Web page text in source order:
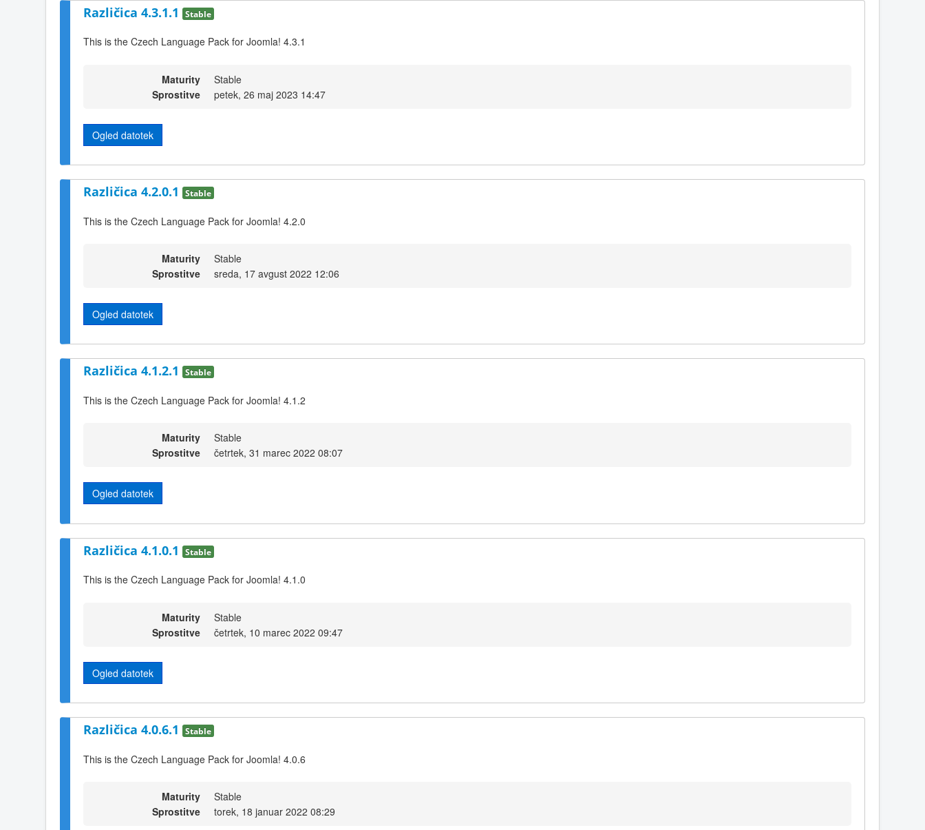
Različica 4.3.1.1 Stable
This is the Czech Language Pack for Joomla! 4.3.1
Maturity
Stable
Sprostitve
petek, 26 maj 2023 14:47
Ogled datotek
Različica 4.2.0.1 Stable
This is the Czech Language Pack for Joomla! 4.2.0
Maturity
Stable
Sprostitve
sreda, 17 avgust 2022 12:06
Ogled datotek
Različica 4.1.2.1 Stable
This is the Czech Language Pack for Joomla! 4.1.2
Maturity
Stable
Sprostitve
četrtek, 31 marec 2022 08:07
Ogled datotek
Različica 4.1.0.1 Stable
This is the Czech Language Pack for Joomla! 4.1.0
Maturity
Stable
Sprostitve
četrtek, 10 marec 2022 09:47
Ogled datotek
Različica 4.0.6.1 Stable
This is the Czech Language Pack for Joomla! 4.0.6
Maturity
Stable
Sprostitve
torek, 18 januar 2022 08:29